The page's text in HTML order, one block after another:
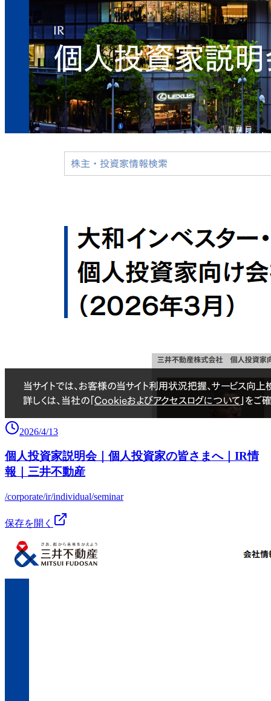
2026/4/13
個人投資家説明会｜個人投資家の皆さまへ｜IR情
報｜三井不動産
/corporate/ir/individual/seminar
保存を開く